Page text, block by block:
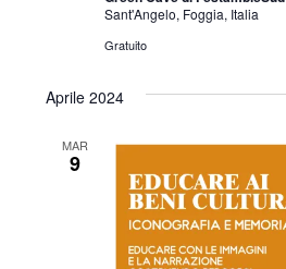
Sant'Angelo, Foggia, Italia
Gratuito
Aprile 2024
MAR
9